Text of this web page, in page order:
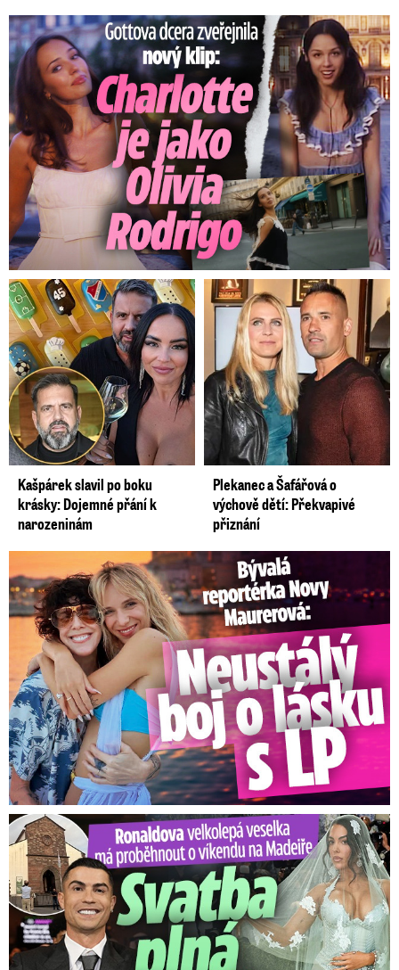
Gottova dcera zveřejnila nový klip: Je jako Olivie Rodrigo!
Kašpárek slavil po boku
krásky: Dojemné přání k
narozeninám
Plekanec a Šafářová o
výchově dětí: Překvapivé
přiznání
Bývalá reportérka Novy Maurerová: Neustálý boj o lásku s ...
Ronaldova velkolepá veselka na Madeiře: Svatba plná zákazů!